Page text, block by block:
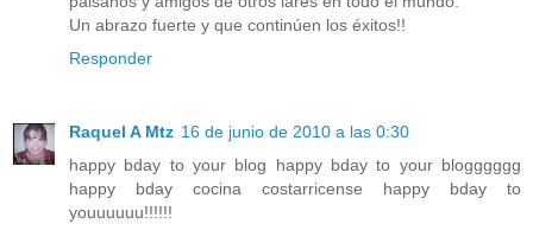
Un abrazo fuerte y que continúen los éxitos!!
Responder
Raquel A Mtz 16 de junio de 2010 a las 0:30
happy bday to your blog happy bday to your blogggggg
happy bday cocina costarricense happy bday to
youuuuuu!!!!!!